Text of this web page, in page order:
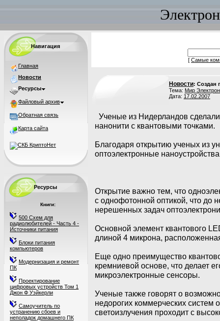
Навигация
Главная
Новости
Ресурсы
Файловый архив
Обратная связь
Карта сайта
Ресурсы
Книги:
500 Схем для
радиолюбителей - Часть 4 -
Источники питания
Блоки питания
компьютеров
Модернизация и ремонт
ПК
Проектирование
цифровых устройств Том 1
Джон Ф Уэйкерли
Самоучитель по
устранению сбоев и
неполадок домашнего ПК
[ Самые
Новости: Создан
Тема: Мир
Дата: 17.02.2007
Ученые из Нидерландов
нанонити с квантовыми точками.
Благодаря открытию ученых из
оптоэлектронные
Открытие важно тем, что
с однофотонной оптикой, что до
нерешенных задач
Основной элемент квантового
длиной 4 микрона,
Еще одно преимущество
кремниевой основе, что делает
микроэлектронные сенсоры.
Ученые также говорят о
недорогих коммерческих систем
светоизлучения проходит с